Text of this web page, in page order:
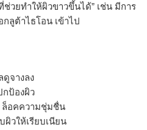
วยทำให้ผิวขาวขึ้นได้” เช่น มีการ
ลูต้าไธโอน เข้าไป
ดูจางลง
กป้องผิว
ล็อคความชุ่มชื่น
วให้เรียบเนียน